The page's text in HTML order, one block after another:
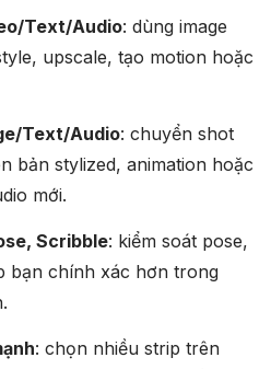
Text/Audio: dùng image
upscale, tạo motion hoặc
Text/Audio: chuyển shot
bản stylized, animation hoặc
mới.
Scribble: kiểm soát pose,
bạn chính xác hơn trong
: chọn nhiều strip trên